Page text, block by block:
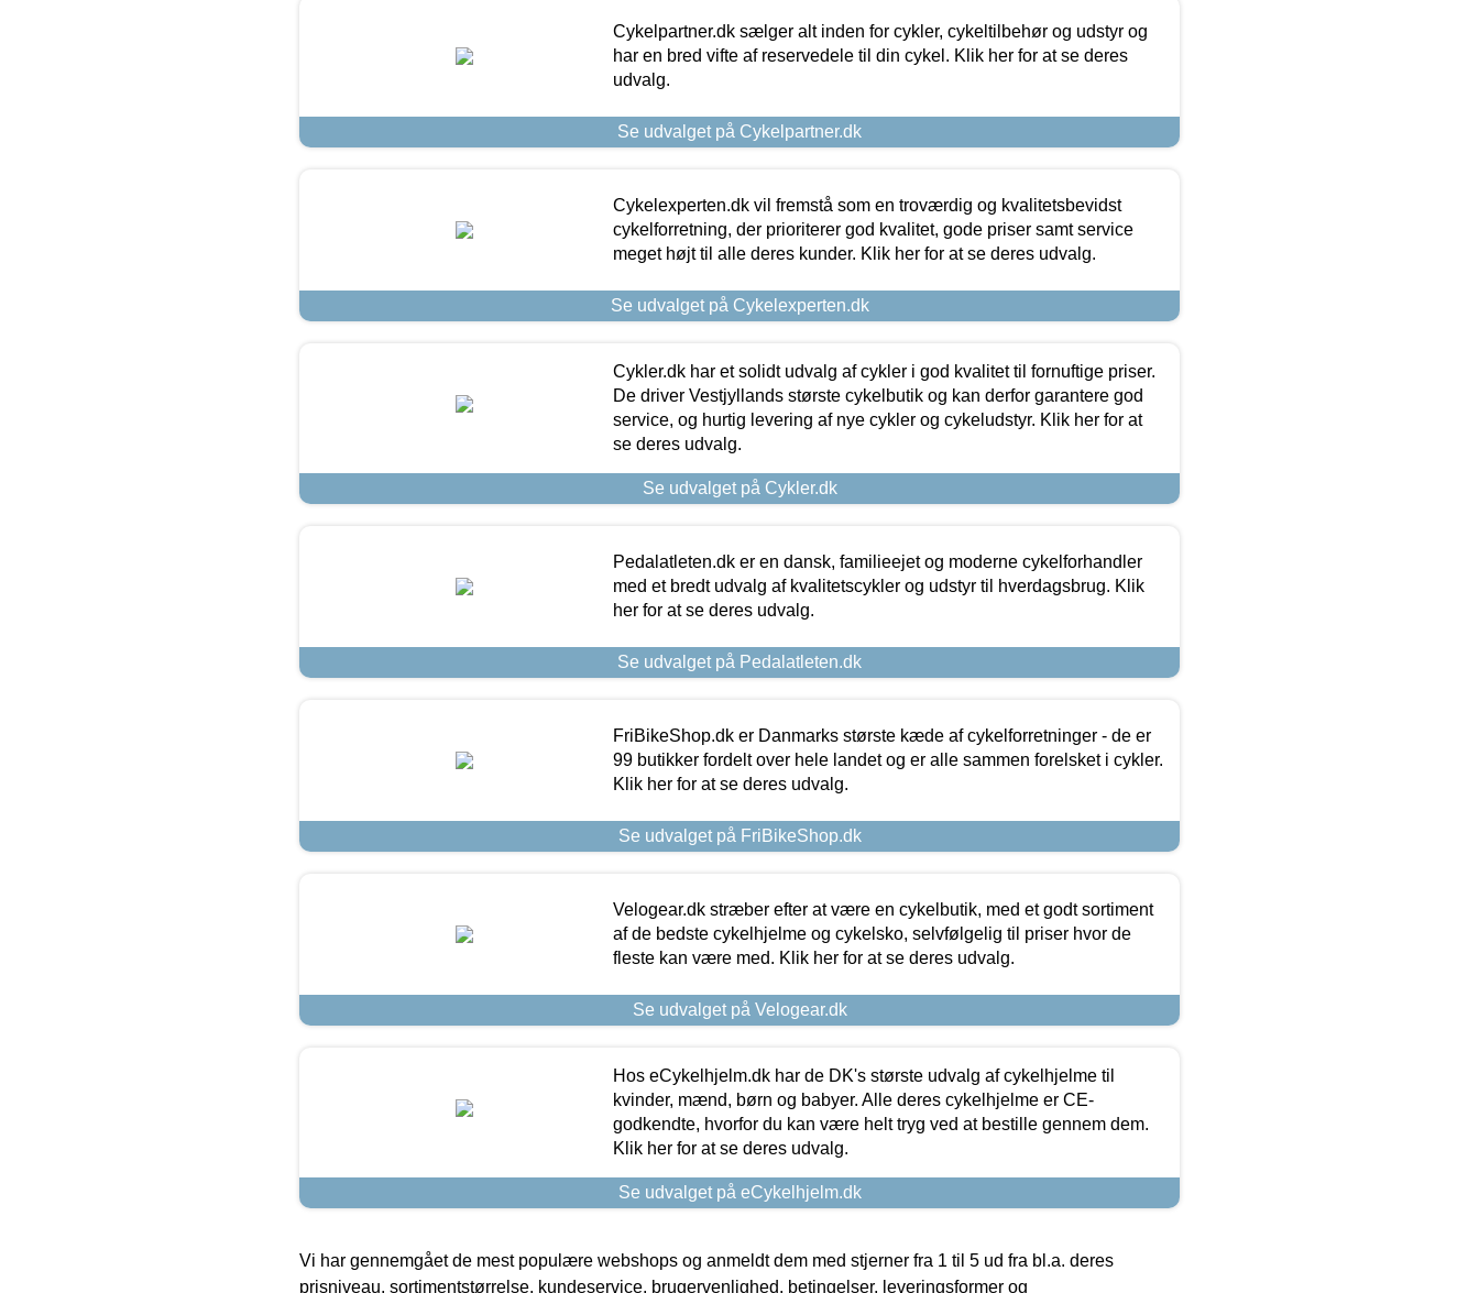
Cykelpartner.dk sælger alt inden for cykler, cykeltilbehør og udstyr og
har en bred vifte af reservedele til din cykel. Klik her for at se deres
udvalg.
Se udvalget på Cykelpartner.dk
Cykelexperten.dk vil fremstå som en troværdig og kvalitetsbevidst
cykelforretning, der prioriterer god kvalitet, gode priser samt service
meget højt til alle deres kunder. Klik her for at se deres udvalg.
Se udvalget på Cykelexperten.dk
Cykler.dk har et solidt udvalg af cykler i god kvalitet til fornuftige priser.
De driver Vestjyllands største cykelbutik og kan derfor garantere god
service, og hurtig levering af nye cykler og cykeludstyr. Klik her for at
se deres udvalg.
Se udvalget på Cykler.dk
Pedalatleten.dk er en dansk, familieejet og moderne cykelforhandler
med et bredt udvalg af kvalitetscykler og udstyr til hverdagsbrug. Klik
her for at se deres udvalg.
Se udvalget på Pedalatleten.dk
FriBikeShop.dk er Danmarks største kæde af cykelforretninger - de er
99 butikker fordelt over hele landet og er alle sammen forelsket i cykler.
Klik her for at se deres udvalg.
Se udvalget på FriBikeShop.dk
Velogear.dk stræber efter at være en cykelbutik, med et godt sortiment
af de bedste cykelhjelme og cykelsko, selvfølgelig til priser hvor de
fleste kan være med. Klik her for at se deres udvalg.
Se udvalget på Velogear.dk
Hos eCykelhjelm.dk har de DK's største udvalg af cykelhjelme til
kvinder, mænd, børn og babyer. Alle deres cykelhjelme er CE-
godkendte, hvorfor du kan være helt tryg ved at bestille gennem dem.
Klik her for at se deres udvalg.
Se udvalget på eCykelhjelm.dk
Vi har gennemgået de mest populære webshops og anmeldt dem med stjerner fra 1 til 5 ud fra bl.a. deres
prisniveau, sortimentstørrelse, kundeservice, brugervenlighed, betingelser, leveringsformer og